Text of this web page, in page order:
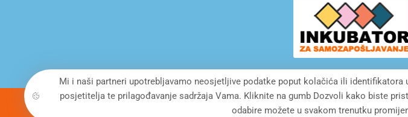
© Copyright 2022. All Rights Reserved - FRANCHISE DEVELOPMENT CROATIA
Mi i naši partneri upotrebljavamo neosjetljive podatke poput kolačića ili
posjetitelja te prilagođavanje sadržaja Vama. Kliknite na gumb Dozvoli kako biste
odabire možete u svakom trenutku